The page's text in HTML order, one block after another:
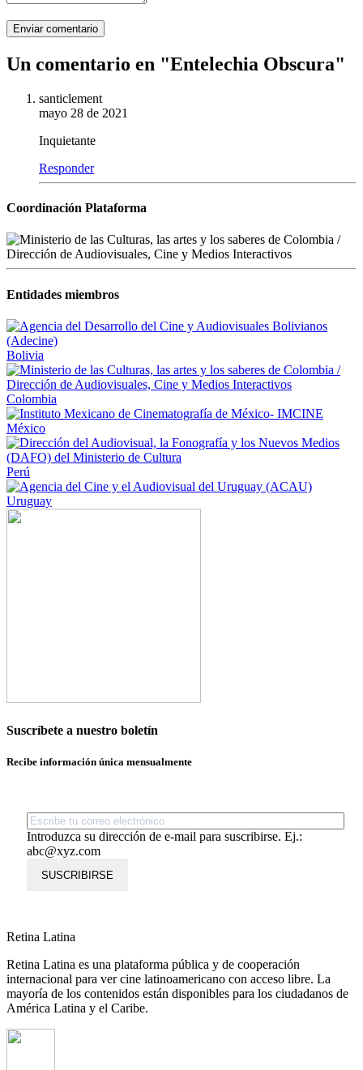
Enviar comentario
Un comentario en "Entelechia Obscura"
santiclement
mayo 28 de 2021
Inquietante
Responder
Coordinación Plataforma
Entidades miembros
Bolivia
Colombia
México
Perú
Uruguay
Suscríbete a nuestro boletín
Recibe información única mensualmente
Introduzca su dirección de e-mail para suscribirse. Ej.:
abc@xyz.com
SUSCRIBIRSE
Retina Latina
Retina Latina es una plataforma pública y de cooperación
internacional para ver cine latinoamericano con acceso libre. La
mayoría de los contenidos están disponibles para los ciudadanos de
América Latina y el Caribe.